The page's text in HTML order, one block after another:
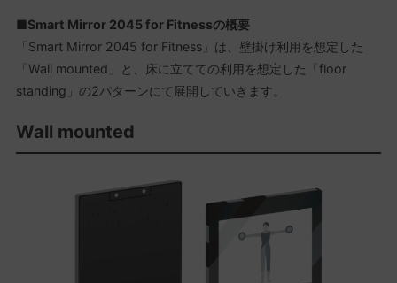
■Smart Mirror 2045 for Fitnessの概要
「Smart Mirror 2045 for Fitness」は、壁掛け利用を想定した
「Wall mounted」と、床に立てての利用を想定した「floor
standing」の2パターンにて展開していきます。
Wall mounted